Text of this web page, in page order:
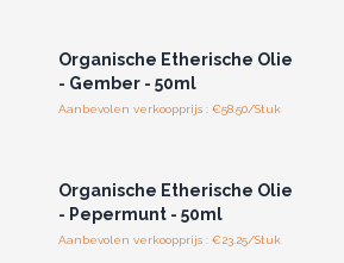
Organische Etherische Olie
- Gember - 50ml
Aanbevolen verkoopprijs : €58.50/Stuk
Organische Etherische Olie
- Pepermunt - 50ml
Aanbevolen verkoopprijs : €23.25/Stuk